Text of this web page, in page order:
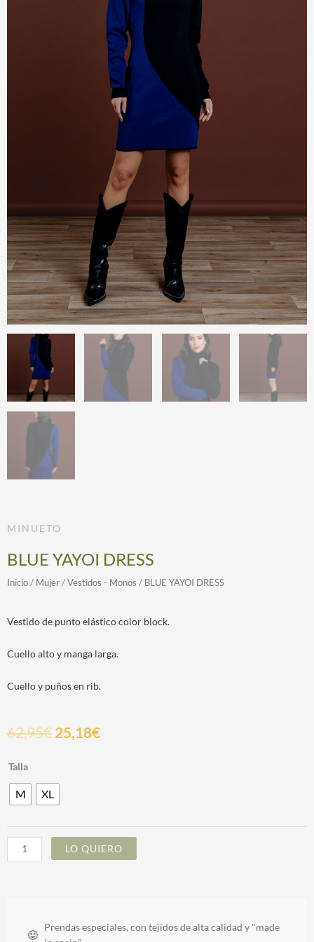
MINUETO
BLUE YAYOI DRESS
Inicio / Mujer / Vestidos - Monos / BLUE YAYOI DRESS
Vestido de punto elástico color block.
Cuello alto y manga larga.
Cuello y puños en rib.
62,95€ 25,18€
Talla
M XL
BLUE
DRESS
LO QUIERO
Prendas especiales, con tejidos de alta calidad y "made